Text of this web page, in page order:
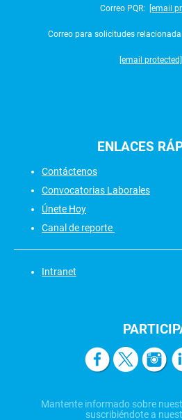
Correo PQR: [email
Correo para solicitudes
[email protected]
ENLACES
Contáctenos
Convocatorias Laborales
Únete Hoy
Canal de reporte
Intranet
Mantente informado sobre
suscribiéndote a